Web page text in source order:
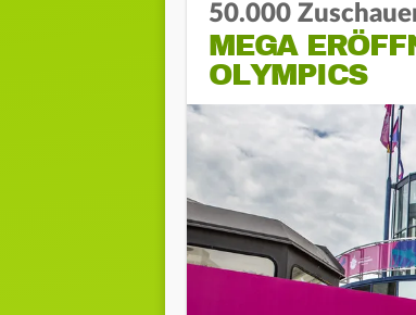
50.000
MEGA
OLYMPICS